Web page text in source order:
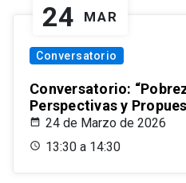
24 MAR
Conversatorio
Conversatorio:
Perspectivas y
24 de Marzo de 2026
13:30 a 14:30